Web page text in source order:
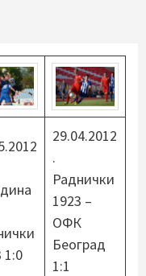
1:0
29.04.2012
.
Раднички
1923 –
ОФК
Београд
1:1